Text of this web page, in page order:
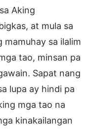
Aking
at mula sa
mamuhay sa ilalim
tao, minsan pa
Sapat nang
lupa ay hindi pa
mga tao na
kinakailangan